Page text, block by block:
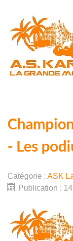
- Les
Catégorie : ASK
Publication :